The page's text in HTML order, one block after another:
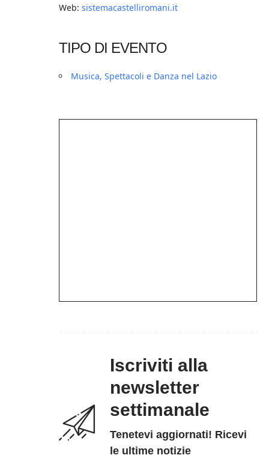
Web: sistemacastelliromani.it
TIPO DI EVENTO
Musica, Spettacoli e Danza nel Lazio
Iscriviti alla
newsletter
settimanale
Tenetevi aggiornati! Ricevi
le ultime notizie